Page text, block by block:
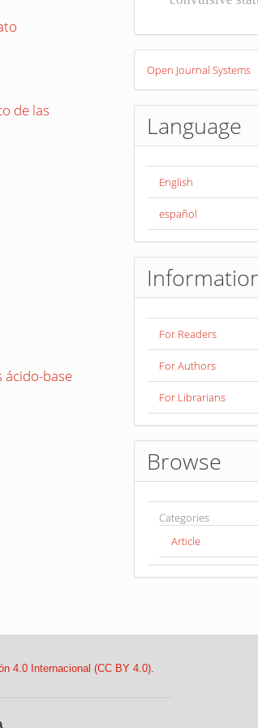
de las
base
Developed
ByOpen Journal Systems
Language
English
español
For Readers
For Authors
For Librarians
Browse
Categories
Article
4.0 Internacional (CC BY 4.0).